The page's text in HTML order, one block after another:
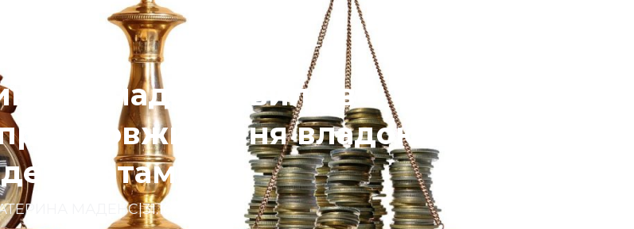
громада заявила в
про зловживання владою
депутатами
МАДЕНС|31.10.2022